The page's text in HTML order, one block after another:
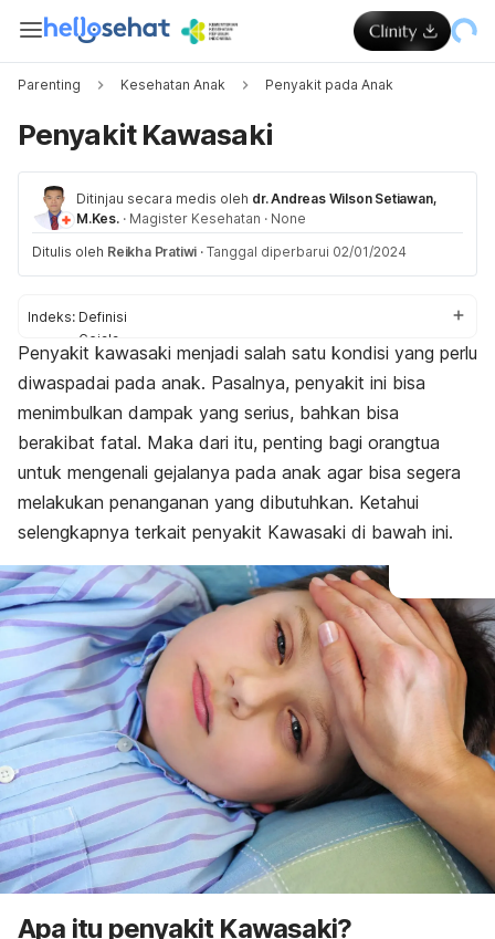
Parenting Kesehatan Anak Penyakit pada Anak
Penyakit Kawasaki
Ditinjau secara medis oleh dr. Andreas Wilson Setiawan,
M.Kes. · Magister Kesehatan · None
Ditulis oleh Reikha Pratiwi · Tanggal diperbarui 02/01/2024
Indeks: Definisi
Gejala
Komplikasi
Penyebab
Faktor risiko
Pengobatan
Pengobatan di rumah
Penyakit kawasaki menjadi salah satu kondisi yang perlu
diwaspadai pada anak. Pasalnya, penyakit ini bisa
menimbulkan dampak yang serius, bahkan bisa
berakibat fatal. Maka dari itu, penting bagi orangtua
untuk mengenali gejalanya pada anak agar bisa segera
melakukan penanganan yang dibutuhkan. Ketahui
selengkapnya terkait penyakit Kawasaki di bawah ini.
Apa itu penyakit Kawasaki?